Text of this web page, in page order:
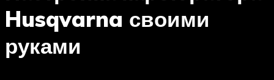
Husqvarna своими
руками